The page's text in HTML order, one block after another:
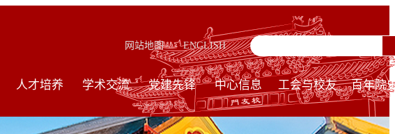
网站地图 ENGLISH
人才培养 学术交流 党建先锋 中心信息 工会与校友 百年院